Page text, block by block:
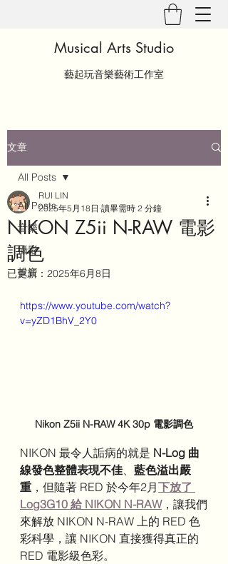
Musical Arts Studio
藝起玩音樂藝術工作室
文章
All Posts
音樂
攝影
投資
All Posts
NIKON Z5ii N-RAW 電影
調色
RUI LIN
2025年5月18日 讀畢需時 2 分鐘
已更新： 2025年6月8日
https://www.youtube.com/watch?
v=yZD1BhV_2Y0
Nikon Z5ii N-RAW 4K 30p 電影調色
NIKON 最令人詬病的就是 N-Log 曲
線發色整體表現不佳、 藍色溢出嚴
重 ，但隨著 RED 於今年2月下放了
Log3G10 給 NIKON N-RAW，讓我們
來解放 NIKON N-RAW 上的 RED 色
彩科學，讓 NIKON 直接獲得真正的
RED 電影級色彩。